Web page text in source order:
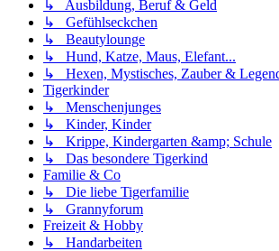
↳ Ausbildung, Beruf & Geld
↳ Gefühlseckchen
↳ Beautylounge
↳ Hund, Katze, Maus, Elefant...
↳ Hexen, Mystisches, Zauber &
Tigerkinder
↳ Menschenjunges
↳ Kinder, Kinder
↳ Krippe, Kindergarten &amp; Schule
↳ Das besondere Tigerkind
Familie & Co
↳ Die liebe Tigerfamilie
↳ Grannyforum
Freizeit & Hobby
↳ Handarbeiten